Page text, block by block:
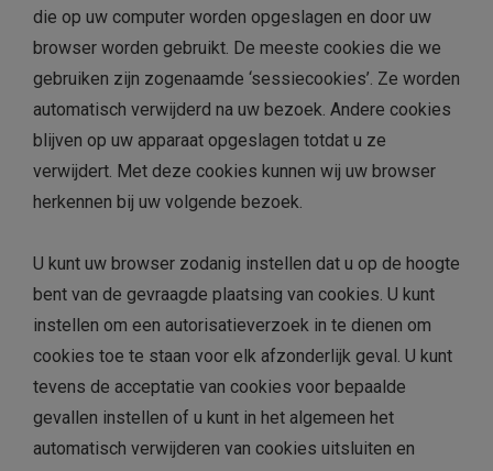
die op uw computer worden opgeslagen en door uw
browser worden gebruikt. De meeste cookies die we
gebruiken zijn zogenaamde ‘sessiecookies’. Ze worden
automatisch verwijderd na uw bezoek. Andere cookies
blijven op uw apparaat opgeslagen totdat u ze
verwijdert. Met deze cookies kunnen wij uw browser
herkennen bij uw volgende bezoek.
U kunt uw browser zodanig instellen dat u op de hoogte
bent van de gevraagde plaatsing van cookies. U kunt
instellen om een ​​autorisatieverzoek in te dienen om
cookies toe te staan ​​voor elk afzonderlijk geval. U kunt
tevens de acceptatie van cookies voor bepaalde
gevallen instellen of u kunt in het algemeen het
automatisch verwijderen van cookies uitsluiten en